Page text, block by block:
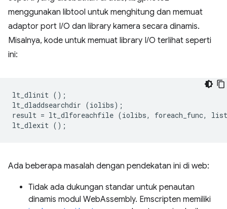
menggunakan libtool untuk menghitung dan memuat
adaptor port I/O dan library kamera secara dinamis.
Misalnya, kode untuk memuat library I/O terlihat seperti
ini:
lt_dlinit ();
lt_dladdsearchdir (iolibs);
result = lt_dlforeachfile (iolibs, foreach_func,
list
lt_dlexit ();
Ada beberapa masalah dengan pendekatan ini di web:
Tidak ada dukungan standar untuk penautan
dinamis modul WebAssembly. Emscripten memiliki